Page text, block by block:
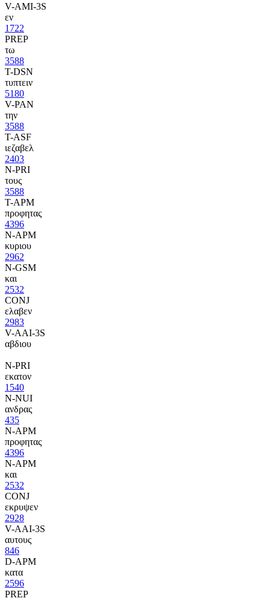
V-AMI-3S
εν
1722
PREP
τω
3588
T-DSN
τυπτειν
5180
V-PAN
την
3588
T-ASF
ιεζαβελ
2403
N-PRI
τους
3588
T-APM
προφητας
4396
N-APM
κυριου
2962
N-GSM
και
2532
CONJ
ελαβεν
2983
V-AAI-3S
αβδιου
N-PRI
εκατον
1540
N-NUI
ανδρας
435
N-APM
προφητας
4396
N-APM
και
2532
CONJ
εκρυψεν
2928
V-AAI-3S
αυτους
846
D-APM
κατα
2596
PREP